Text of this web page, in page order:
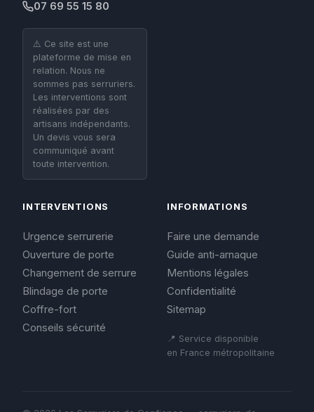
07 69 55 15 80
⚠️ Ce site est une
plateforme de mise en
relation. Nous ne
sommes pas serruriers.
Les interventions sont
réalisées par des
artisans indépendants.
Un devis vous sera
communiqué avant
toute intervention.
INTERVENTIONS
Urgence serrurerie
Ouverture de porte
Changement de serrure
Blindage de porte
Coffre-fort
Conseils sécurité
INFORMATIONS
Faire une demande
Guide anti-arnaque
Mentions légales
Confidentialité
Sitemap
📍 Service disponible
en France métropolitaine